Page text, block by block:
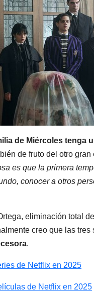
de Miércoles tenga
de fruto del otro
es que la primera
conocer a otros
eliminación total
creo que las
.
de Netflix en 2025
de Netflix en 2025